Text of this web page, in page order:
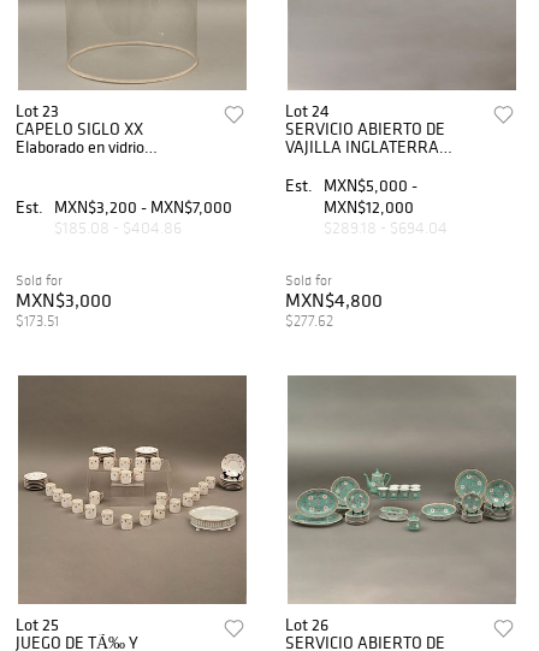
Lot 23
CAPELO SIGLO XX
Elaborado en vidrio
x 26 cm diametro
Est. MXN$3,200 - MXN$7,000
$185.08 - $404.86
Sold for
MXN$3,000
$173.51
Lot 24
SERVICIO ABIERTO DE
VAJILLA INGLATERRA
Wedgwood Decorada a
mano con elementos
florales, paisajes de Toledo...
Est.
MXN$5,000 -
MXN$12,000
$289.18 - $694.04
Sold for
MXN$4,800
$277.62
Lot 25
JUEGO DE TÃ‰ Y
Lot 26
SERVICIO ABIERTO DE